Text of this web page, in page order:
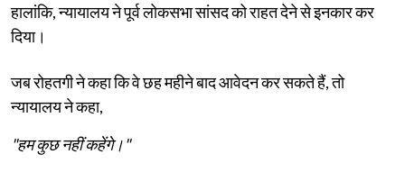
हालांकि, न्यायालय ने पूर्व लोकसभा सांसद को राहत देने से इनकार कर
दिया।
जब रोहतगी ने कहा कि वे छह महीने बाद आवेदन कर सकते हैं, तो
न्यायालय ने कहा,
"हम कुछ नहीं कहेंगे।"